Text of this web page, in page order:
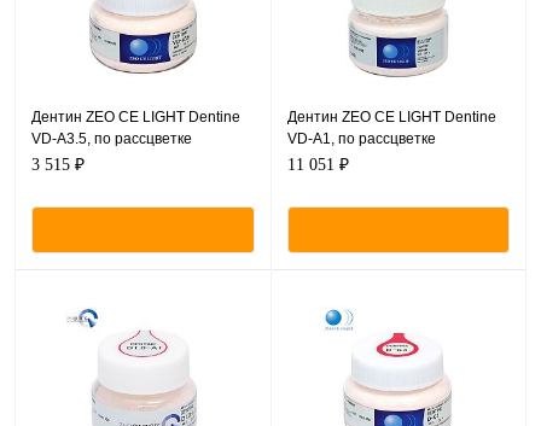
Дентин ZEO CE LIGHT Dentine
VD-A3.5, по рассцветке
соответствующий VITA,
3 515 ₽
Дентин ZEO CE LIGHT Dentine
VD-A1, по рассцветке
соответствующий VITA,
11 051 ₽